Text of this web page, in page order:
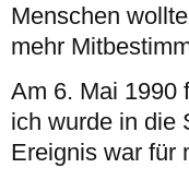
Menschen
mehr
Am 6. Mai 1990
ich wurde in die
Ereignis war für